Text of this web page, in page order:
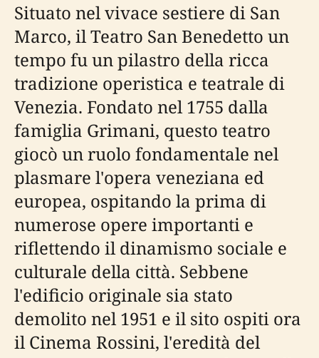
Situato nel vivace sestiere di San
Marco, il Teatro San Benedetto un
tempo fu un pilastro della ricca
tradizione operistica e teatrale di
Venezia. Fondato nel 1755 dalla
famiglia Grimani, questo teatro
giocò un ruolo fondamentale nel
plasmare l'opera veneziana ed
europea, ospitando la prima di
numerose opere importanti e
riflettendo il dinamismo sociale e
culturale della città. Sebbene
l'edificio originale sia stato
demolito nel 1951 e il sito ospiti ora
il Cinema Rossini, l'eredità del